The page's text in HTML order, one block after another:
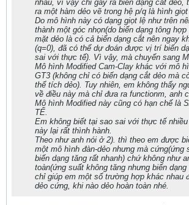
nhau, vì vậy chỉ gây ra biến dạng cắt dẻo,
ra một hàm dẻo vẽ trong hệ p/q là hình giọt
Do mô hình này có dạng giọt lệ như trên
thành một góc nhọn(do biến dạng tông
mặt dẻo là có cả biến dạng cắt nên ngay
(q=0), đã có thể dự đoán được vị trí biến
sai với thực tế). Vì vậy, mà chuyến sang
Mô hình Modified Cam-Clay khác với mô
GT3 (không chỉ có biến dạng cắt dẻo mà
thể tích dẻo). Tuy nhiên, em không thấy
về điều này mà chỉ đưa ra functionm, anh
Mô hình Modified này cũng có hạn chế là
TẾ.
Em không biết tại sao sai với thực tế
này lại rất thình hành.
Theo như anh nói ở 2). thì theo em được
một mô hình đàn-dẻo nhưng mà cứng(ứng
biến dạng tăng rất nhanh) chứ không như
toàn(ứng suất không tăng nhưng biến
chỉ giúp em một số trường hợp khác nhau
dẻo cứng, khi nào dẻo hoàn toàn nhé.